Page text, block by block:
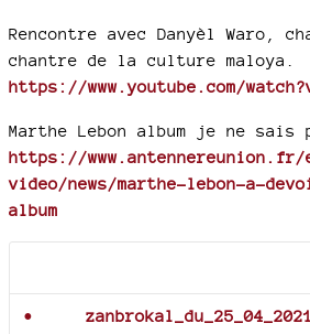
Rencontre avec Danyèl Waro,
chantre de la culture maloya.
https://www.youtube.com/
Marthe Lebon album je ne
https://www.antennereunion.fr/
video/news/marthe-lebon-a-
album